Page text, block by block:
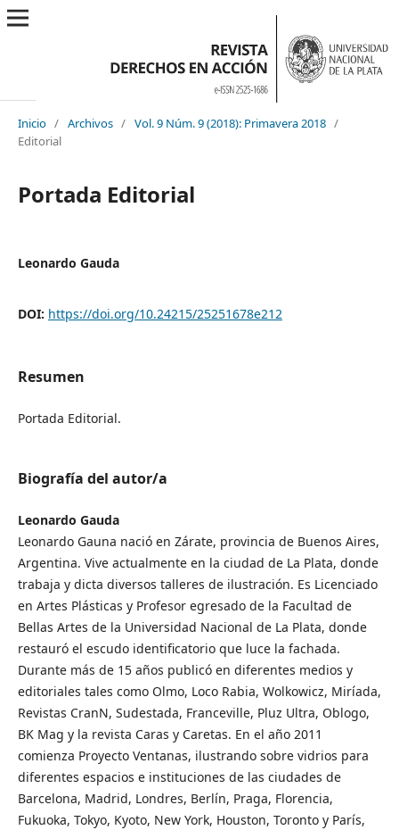
Inicio / Archivos / Vol. 9 Núm. 9 (2018): Primavera 2018 /
Editorial
Portada Editorial
Leonardo Gauda
DOI: https://doi.org/10.24215/25251678e212
Resumen
Portada Editorial.
Biografía del autor/a
Leonardo Gauda
Leonardo Gauna nació en Zárate, provincia de Buenos Aires,
Argentina. Vive actualmente en la ciudad de La Plata, donde
trabaja y dicta diversos talleres de ilustración. Es Licenciado
en Artes Plásticas y Profesor egresado de la Facultad de
Bellas Artes de la Universidad Nacional de La Plata, donde
restauró el escudo identificatorio que luce la fachada.
Durante más de 15 años publicó en diferentes medios y
editoriales tales como Olmo, Loco Rabia, Wolkowicz, Miríada,
Revistas CranN, Sudestada, Franceville, Pluz Ultra, Oblogo,
BK Mag y la revista Caras y Caretas. En el año 2011
comienza Proyecto Ventanas, ilustrando sobre vidrios para
diferentes espacios e instituciones de las ciudades de
Barcelona, Madrid, Londres, Berlín, Praga, Florencia,
Fukuoka, Tokyo, Kyoto, New York, Houston, Toronto y París,